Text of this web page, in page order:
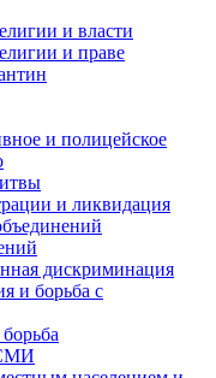
и власти
и праве
и полицейское
и ликвидация
дискриминация
и борьба с